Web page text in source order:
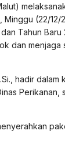
(22/12/
Tahun
dan menjaga
hadir
Perikanan,